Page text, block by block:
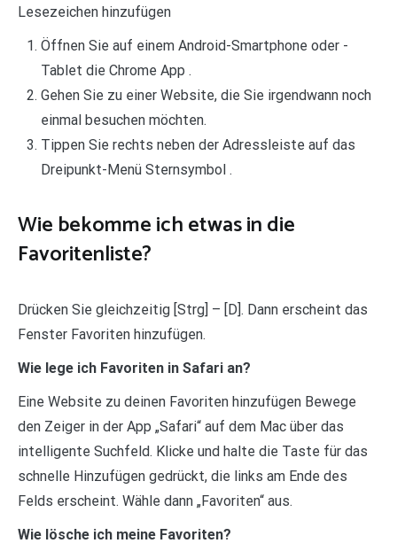
Lesezeichen hinzufügen
Öffnen Sie auf einem Android-Smartphone oder -
Tablet die Chrome App .
Gehen Sie zu einer Website, die Sie irgendwann noch
einmal besuchen möchten.
Tippen Sie rechts neben der Adressleiste auf das
Dreipunkt-Menü Sternsymbol .
Wie bekomme ich etwas in die
Favoritenliste?
Drücken Sie gleichzeitig [Strg] – [D]. Dann erscheint das
Fenster Favoriten hinzufügen.
Wie lege ich Favoriten in Safari an?
Eine Website zu deinen Favoriten hinzufügen Bewege
den Zeiger in der App „Safari“ auf dem Mac über das
intelligente Suchfeld. Klicke und halte die Taste für das
schnelle Hinzufügen gedrückt, die links am Ende des
Felds erscheint. Wähle dann „Favoriten“ aus.
Wie lösche ich meine Favoriten?